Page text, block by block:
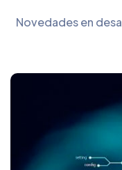
Novedades en